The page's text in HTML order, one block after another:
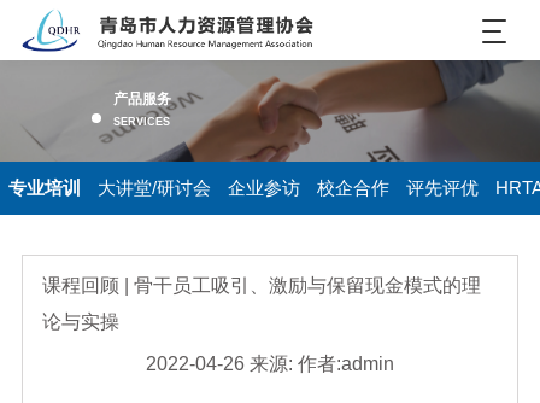
产品服务
SERVICES
专业培训 大讲堂/研讨会 企业参访 校企合作 评先评优
课程回顾 | 骨干员工吸引、激励与保留现金模式的理
论与实操
2022-04-26 来源: 作者:admin